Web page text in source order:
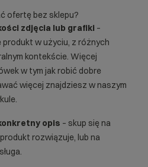
ofertę bez sklepu?
zdjęcia lub grafiki –
produkt w użyciu, z różnych
kontekście. Więcej
w tym jak robić dobre
więcej znajdziesz w naszym
opis – skup się na
rozwiązuje, lub na